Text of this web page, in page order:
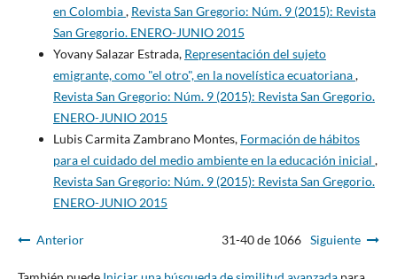
en Colombia, Revista San Gregorio: Núm. 9 (2015): Revista
San Gregorio. ENERO-JUNIO 2015
Yovany Salazar Estrada, Representación del sujeto
emigrante, como "el otro", en la novelística ecuatoriana,
Revista San Gregorio: Núm. 9 (2015): Revista San Gregorio.
ENERO-JUNIO 2015
Lubis Carmita Zambrano Montes, Formación de hábitos
para el cuidado del medio ambiente en la educación inicial ,
Revista San Gregorio: Núm. 9 (2015): Revista San Gregorio.
ENERO-JUNIO 2015
Anterior 31-40 de 1066 Siguiente